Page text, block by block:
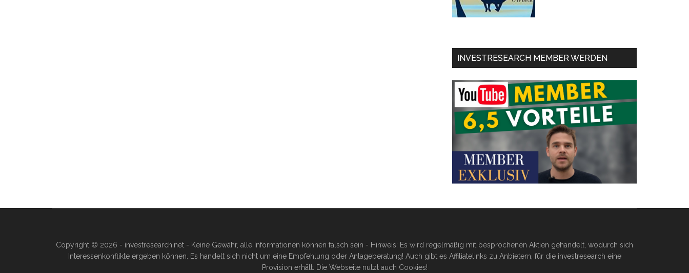
INVESTRESEARCH MEMBER WERDEN
Copyright © 2026 - investresearch.net - Keine Gewähr, alle Informationen können falsch sein - Hinweis: Es wird regelmäßig mit besprochenen Aktien gehandelt, wodurch sich
Interessenkonflikte ergeben können. Es handelt sich nicht um eine Empfehlung oder Anlageberatung! Auch gibt es Affiliatelinks zu Anbietern, für die investresearch eine
Provision erhält. Die Webseite nutzt auch Cookies!